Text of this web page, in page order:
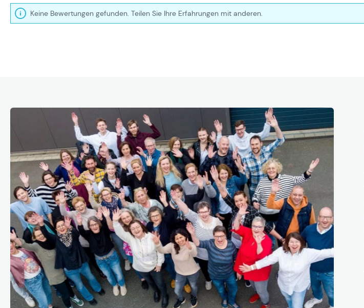
Keine Bewertungen gefunden. Teilen Sie Ihre Erfahrungen mit anderen.